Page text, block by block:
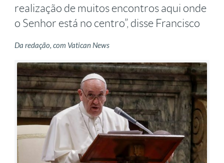
realização de muitos encontros aqui onde
o Senhor está no centro”, disse Francisco
Da redação, com Vatican News